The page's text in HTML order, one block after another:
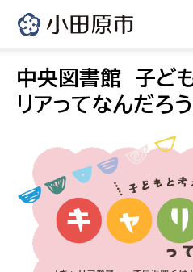
中央図書館 子ども
リアってなんだろう